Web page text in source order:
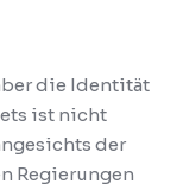
die Identität
ist nicht
der
Regierungen